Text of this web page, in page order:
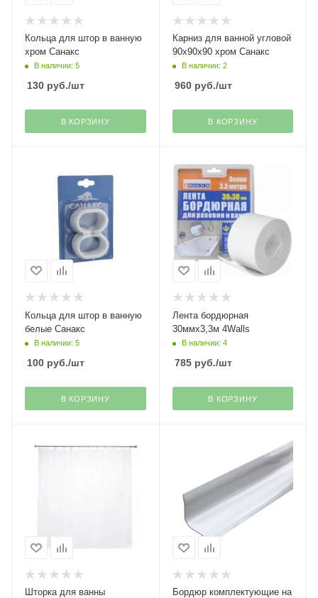
Кольца для штор в ванную
хром Санакс
В наличии: 5
130 руб./шт
В КОРЗИНУ
Карниз для ванной угловой
90х90х90 хром Санакс
В наличии: 2
960руб./шт
В КОРЗИНУ
Кольца для штор в ванную
белые Санакс
В наличии: 5
100 руб./шт
В КОРЗИНУ
Лента бордюрная
30ммх3,3м 4Walls
В наличии: 4
785руб./шт
В КОРЗИНУ
Шторка для ванны
Бордюр комплектующие на